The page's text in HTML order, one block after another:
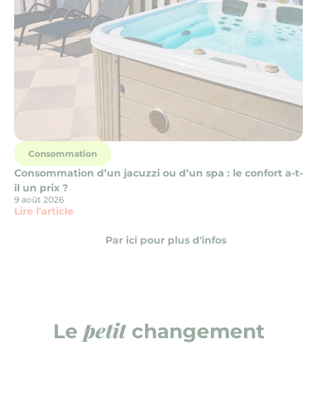
Consommation
Consommation d’un jacuzzi ou d’un spa : le confort a-t-
il un prix ?
9 août 2026
Lire l'article
Par ici pour plus d'infos
Le petitchangement